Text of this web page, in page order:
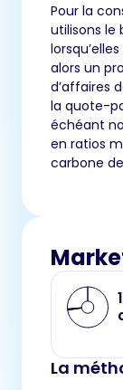
Pour la
utilisons le
alors un
d’affaires
la quote-
échéant
en ratios
carbone de
La